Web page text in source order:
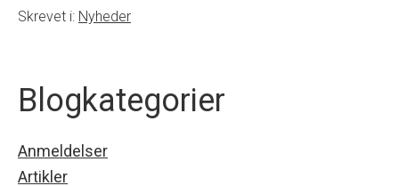
Skrevet i: Nyheder
Blogkategorier
Anmeldelser
Artikler